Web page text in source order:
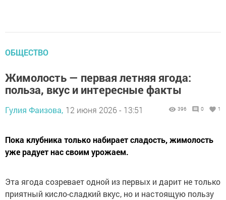
ОБЩЕСТВО
Жимолость — первая летняя ягода:
польза, вкус и интересные факты
Гулия Фаизова, 12 июня 2026 - 13:51 396 0 1
Пока клубника только набирает сладость, жимолость
уже радует нас своим урожаем.
Эта ягода созревает одной из первых и дарит не только
приятный кисло-сладкий вкус, но и настоящую пользу